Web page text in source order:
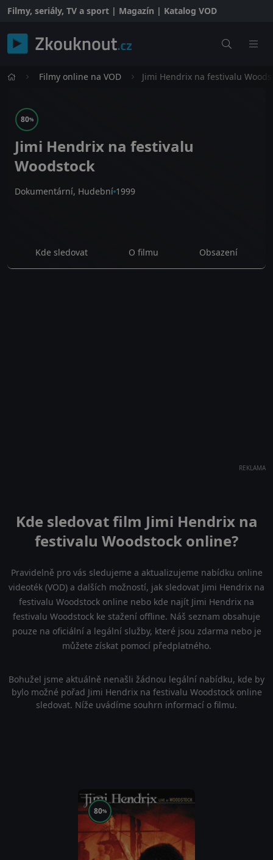
Filmy, seriály, TV a sport | Magazín | Katalog VOD
Filmy online na VOD Jimi Hendrix na festivalu
80%
Jimi Hendrix na festivalu
Woodstock
Dokumentární, Hudební 1999
Kde sledovat O filmu Obsazení
REKLAMA
Kde sledovat film Jimi Hendrix na
festivalu Woodstock online?
Pravidelně pro vás sledujeme a aktualizujeme nabídku online
videoték (VOD) a dalších možností, jak sledovat Jimi Hendrix na
festivalu Woodstock online nebo kde najít Jimi Hendrix na
festivalu Woodstock ke stažení offline. Náš seznam obsahuje
pouze na oficiální a legální služby, které jsou zdarma nebo je
můžete získat pomocí předplatného.
Bohužel jsme aktuálně nenašli žádnou legální nabídku, kde by
bylo možné pořad Jimi Hendrix na festivalu Woodstock online
sledovat. Níže uvádíme souhrn informací o filmu.
80%